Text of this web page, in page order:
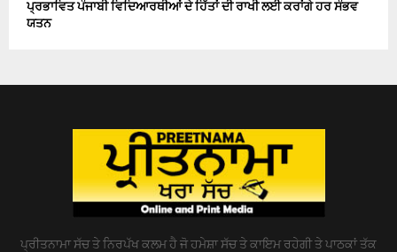
ਪ੍ਰਭਾਵਿਤ ਪੰਜਾਬੀ ਵਿਦਿਆਰਥੀਆਂ ਦੇ ਹਿੱਤਾਂ ਦੀ ਰਾਖੀ ਲਈ ਕਰਾਂਗੇ ਹਰ ਸੰਭਵ
ਯਤਨ
ਪ੍ਰੀਤਨਾਮਾ ਸੱਚ ਤੇ ਨਿਰਪੱਖ ਕਲਮ ਹੈ ਜੋ ਹਮੇਸ਼ਾ ਸੱਚ ਤੇ ਕਾਇਮ ਰਹੇਗੀ ਤੇ ਪਾਠਕਾਂ ਤੱਕ